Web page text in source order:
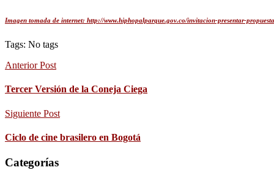
Imagen tomada de internet: http://www.hiphopalparque.gov.co/invitacion-presentar-
Tags: No tags
Anterior Post
Tercer Versión de la Coneja Ciega
Siguiente Post
Ciclo de cine brasilero en Bogotá
Categorías